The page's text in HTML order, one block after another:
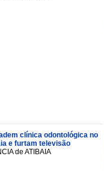
clínica odontológica no
e furtam televisão
de ATIBAIA